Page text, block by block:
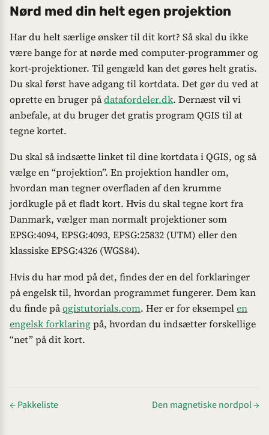
Nørd med din helt egen projektion
Har du helt særlige ønsker til dit kort? Så skal du ikke
være bange for at nørde med computer-programmer og
kort-projektioner. Til gengæld kan det gøres helt gratis.
Du skal først have adgang til kortdata. Det gør du ved at
oprette en bruger pådatafordeler.dk. Dernæst vil vi
anbefale, at du bruger det gratis program QGIS til at
tegne kortet.
Du skal så indsætte linket til dine kortdata i QGIS, og så
vælge en “projektion”. En projektion handler om,
hvordan man tegner overfladen af den krumme
jordkugle på et fladt kort. Hvis du skal tegne kort fra
Danmark, vælger man normalt projektioner som
EPSG:4094, EPSG:4093, EPSG:25832 (UTM) eller den
klassiske EPSG:4326 (WGS84).
Hvis du har mod på det, findes der en del forklaringer
på engelsk til, hvordan programmet fungerer. Dem kan
du finde påqgistutorials.com. Her er for eksempelen
engelsk forklaringpå, hvordan du indsætter forskellige
“net” på dit kort.
← Pakkeliste Den magnetiske nordpol →